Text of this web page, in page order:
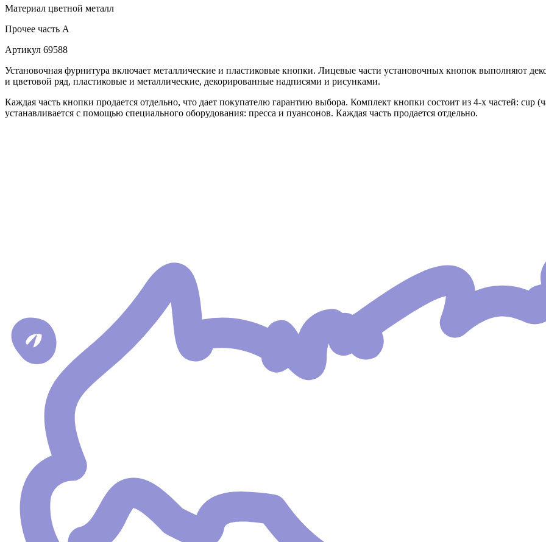
Материал цветной металл
Прочее часть A
Артикул 69588
Установочная фурнитура включает металлические и пластиковые кнопки. Лицевые части установочных кнопок выполняют
и цветовой ряд, пластиковые и металлические, декорированные надписями и рисунками.
Каждая часть кнопки продается отдельно, что дает покупателю гарантию выбора. Комплект кнопки состоит из 4-х частей: cup
устанавливается с помощью специального оборудования: пресса и пуансонов. Каждая часть продается отдельно.